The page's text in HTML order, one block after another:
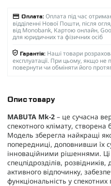
Оплата: Оплата під час
відділенні Нової Пошти, після
від Monobank, Картою онлайн,
для юридичних та фізичних осіб
Гарантія: Наші товари
експлуатації. При цьому, якщо не
повернути чи обміняти його
Опис товару
MABUTA Mk-2 – це сучасна
спекотного клімату, створена
Модель зберегла найкращі
попередниці, доповнивши їх
інноваційними рішеннями.
спецпідрозділів, розвідників,
активного відпочинку,
функціональність у